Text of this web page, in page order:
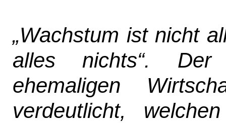
„Wachstum ist nicht
alles nichts“. Der
ehemaligen
verdeutlicht,